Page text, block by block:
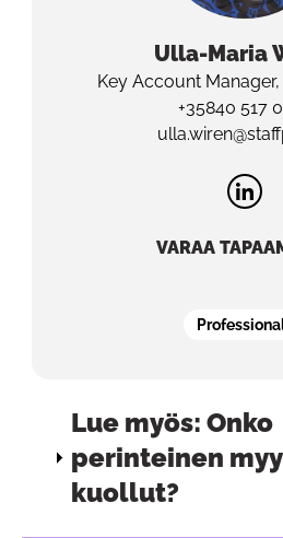
Ulla-Maria
Key Account
+35840 517
VARAA
Lue myös: Onko
perinteinen
kuollut?